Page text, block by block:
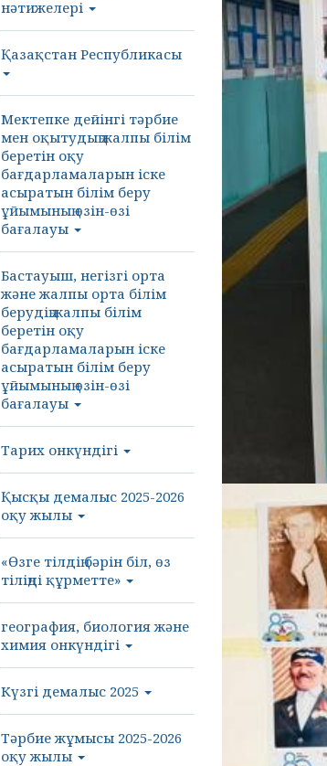
нәтижелері
Қазақстан Республикасы
Мектепке дейінгі тәрбие
мен оқытудың жалпы білім
беретін оқу
бағдарламаларын іске
асыратын білім беру
ұйымының өзін-өзі
бағалауы
Бастауыш, негізгі орта
және жалпы орта білім
берудің жалпы білім
беретін оқу
бағдарламаларын іске
асыратын білім беру
ұйымының өзін-өзі
бағалауы
Тарих онкүндігі
Қысқы демалыс 2025-2026
оқу жылы
«Өзге тілдің бәрін біл, өз
тіліңді құрметте»
география, биология және
химия онкүндігі
Күзгі демалыс 2025
Тәрбие жұмысы 2025-2026
оқу жылы